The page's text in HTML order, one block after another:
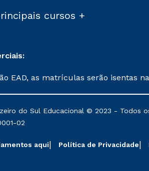
cursos +
EAD, as matrículas serão isentas
negociação. Descontos
do Sul Educacional © 2023 - Todos
02
aqui Política de Privacidade